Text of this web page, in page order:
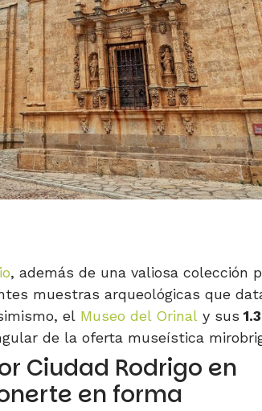
, además de una valiosa colección
muestras arqueológicas que
el Museo del Orinal y sus
de la oferta museística
Ciudad Rodrigo en
en forma